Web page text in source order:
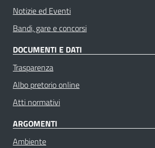
Notizie ed Eventi
Bandi, gare e concorsi
DOCUMENTI E DATI
Trasparenza
Albo pretorio online
Atti normativi
ARGOMENTI
Ambiente